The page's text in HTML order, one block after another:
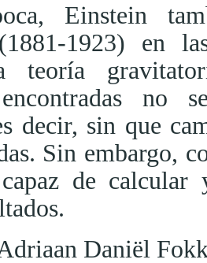
Einstein
1923) en
teoría
encontradas no
decir, sin que
Sin embargo,
de calcular
Daniël